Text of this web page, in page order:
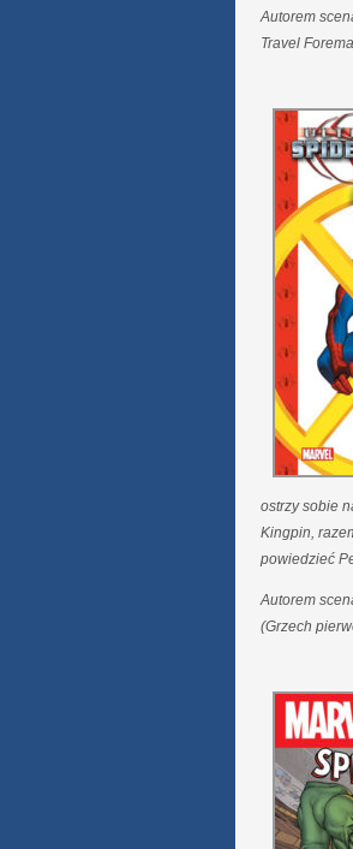
Autorem
Travel
ostrzy sobie
Kingpin,
powiedzieć
Autorem
(Grzech